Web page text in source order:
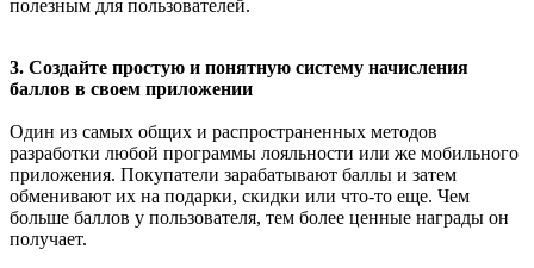
полезным для пользователей.
3. Создайте простую и понятную систему начисления
баллов в своем приложении
Один из самых общих и распространенных методов
разработки любой программы лояльности или же мобильного
приложения. Покупатели зарабатывают баллы и затем
обменивают их на подарки, скидки или что-то еще. Чем
больше баллов у пользователя, тем более ценные награды он
получает.